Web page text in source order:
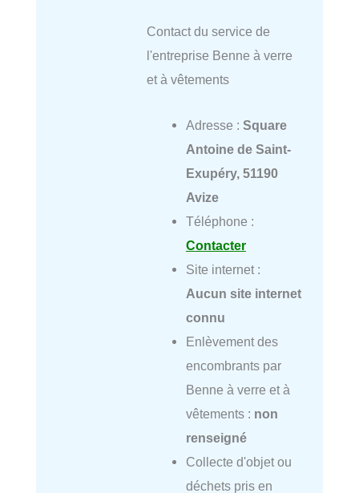
Contact du service de
l'entreprise Benne à verre
et à vêtements
Adresse : Square
Antoine de Saint-
Exupéry, 51190
Avize
Téléphone :
Contacter
Site internet :
Aucun site internet
connu
Enlèvement des
encombrants par
Benne à verre et à
vêtements : non
renseigné
Collecte d'objet ou
déchets pris en